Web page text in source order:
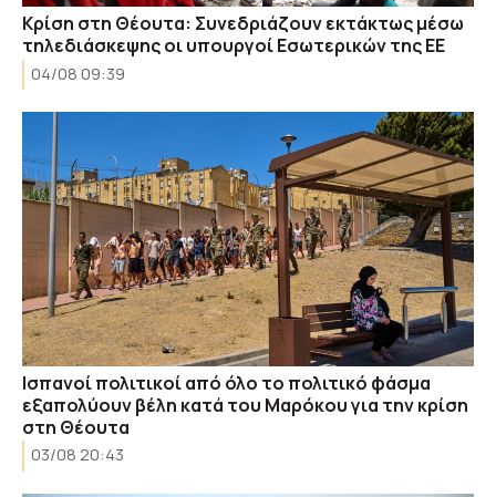
Κρίση στη Θέουτα: Συνεδριάζουν εκτάκτως μέσω
τηλεδιάσκεψης οι υπουργοί Εσωτερικών της ΕΕ
04/08 09:39
Ισπανοί πολιτικοί από όλο το πολιτικό φάσμα
εξαπολύουν βέλη κατά του Μαρόκου για την κρίση
στη Θέουτα
03/08 20:43